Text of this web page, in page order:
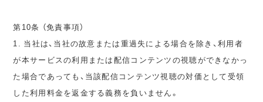
第10条 （免責事項）
1. 当社は、当社の故意または重過失による場合を除き、利用者
が本サービスの利用または配信コンテンツの視聴ができなかっ
た場合であっても、当該配信コンテンツ視聴の対価として受領
した利用料金を返金する義務を負いません。